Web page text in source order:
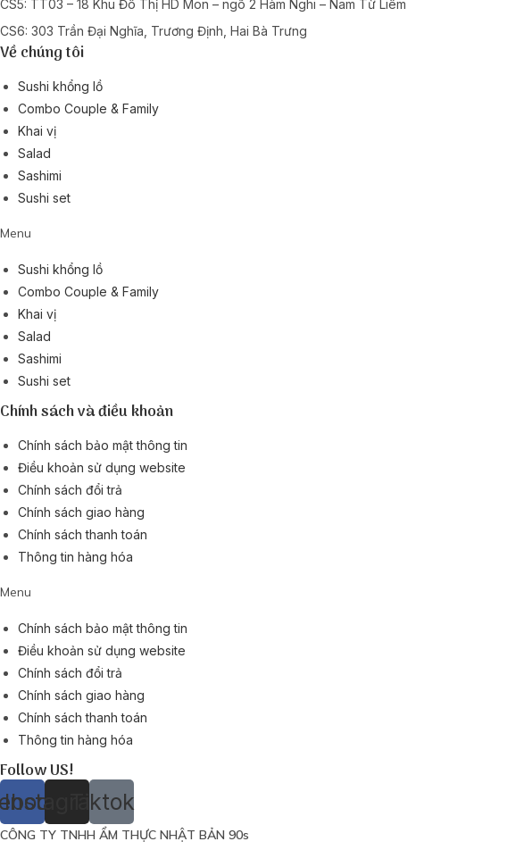
CS5: TT03 – 18 Khu Đô Thị HD Mon – ngõ 2 Hàm Nghi – Nam Từ Liêm
CS6: 303 Trần Đại Nghĩa, Trương Định, Hai Bà Trưng
Về chúng tôi
Sushi khổng lồ
Combo Couple & Family
Khai vị
Salad
Sashimi
Sushi set
Menu
Sushi khổng lồ
Combo Couple & Family
Khai vị
Salad
Sashimi
Sushi set
Chính sách và điều khoản
Chính sách bảo mật thông tin
Điều khoản sử dụng website
Chính sách đổi trả
Chính sách giao hàng
Chính sách thanh toán
Thông tin hàng hóa
Menu
Chính sách bảo mật thông tin
Điều khoản sử dụng website
Chính sách đổi trả
Chính sách giao hàng
Chính sách thanh toán
Thông tin hàng hóa
Follow US!
InstagramTiktok
CÔNG TY TNHH ẨM THỰC NHẬT BẢN 90s